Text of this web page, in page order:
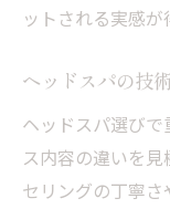
頭皮ケ
力
満足度を高
め
ヘッド
ットされる実感が
ヘッドスパの技
ヘッドスパ選び
ス内容の違いを
セリングの丁寧